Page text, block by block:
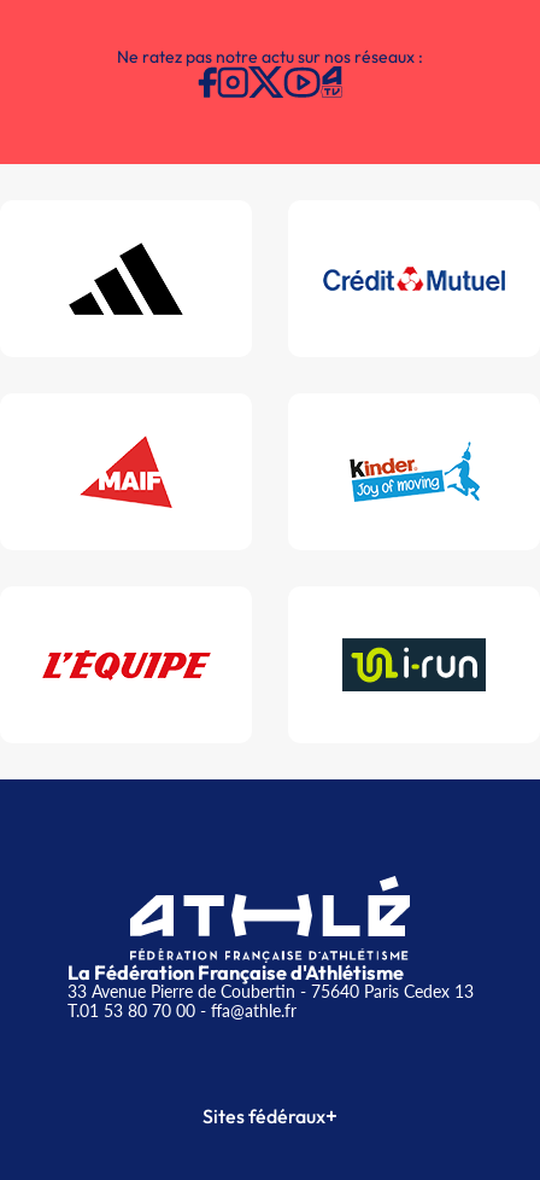
Ne ratez pas notre actu sur nos réseaux :
La Fédération Française d'Athlétisme
33 Avenue Pierre de Coubertin - 75640 Paris Cedex 13
T.01 53 80 70 00- ffa@athle.fr
Sites fédéraux+